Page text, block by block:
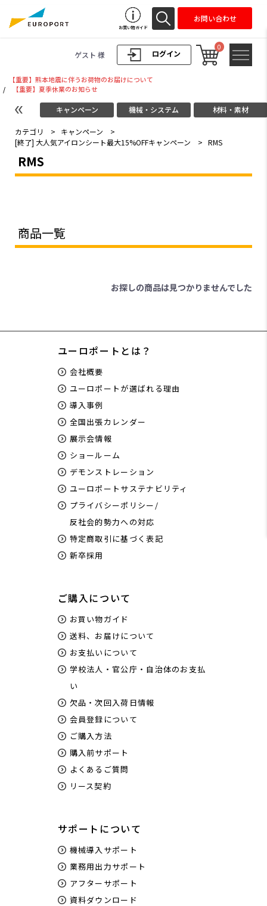
ログイン
ゲスト 様
0
お買い物ガイド
お問い合わせ
【重要】熊本地震に伴うお荷物のお届けについて
/
【重要】夏季休業のお知らせ
キャンペーン 機械・システム 材料・素材
カテゴリ > キャンペーン
>
[終了] 大人気アイロンシート最大15%OFFキャンペーン
> RMS
RMS
商品一覧
お探しの商品は見つかりませんでした
ユーロポートとは？
会社概要
ユーロポートが選ばれる理由
導入事例
全国出張カレンダー
展示会情報
ショールーム
デモンストレーション
ユーロポートサステナビリティ
プライバシーポリシー/
反社会的勢力への対応
特定商取引に基づく表記
新卒採用
ご購入について
お買い物ガイド
送料、お届けについて
お支払いについて
学校法人・官公庁・自治体のお支払
い
欠品・次回入荷日情報
会員登録について
ご購入方法
購入前サポート
よくあるご質問
リース契約
サポートについて
機械導入サポート
業務用出力サポート
アフターサポート
資料ダウンロード